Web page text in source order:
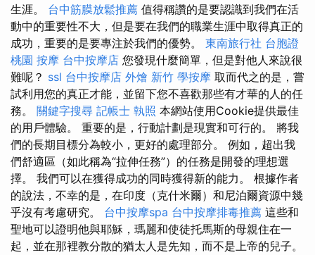
生涯。 台中筋膜放鬆推薦 值得稱讚的是要認識到我們在活
動中的重要性不大，但是要在我們的職業生涯中取得真正的
成功，重要的是要專注於我們的優勢。 東南旅行社 台胞證
桃園 按摩 台中按摩店 您發現什麼簡單，但是對他人來說很
難呢？ ssl 台中按摩店 外燴 新竹 學按摩 取而代之的是，嘗
試利用您的真正才能，並留下您不喜歡那些有才華的人的任
務。 關鍵字搜尋 記帳士 執照 本網站使用Cookie提供最佳
的用戶體驗。 重要的是，行動計劃是現實和可行的。 將我
們的長期目標分為較小，更好的處理部分。 例如，超出我
們舒適區（如此稱為“拉伸任務”）的任務是開發的理想選
擇。 我們可以在獲得成功的同時獲得新的能力。 根據作者
的說法，不幸的是，在印度（克什米爾）和尼泊爾資源中幾
乎沒有考慮研究。 台中按摩spa 台中按摩排毒推薦 這些和
聖地可以證明他與耶穌，瑪麗和使徒托馬斯的母親住在一
起，並在那裡教分散的猶太人是先知，而不是上帝的兒子。